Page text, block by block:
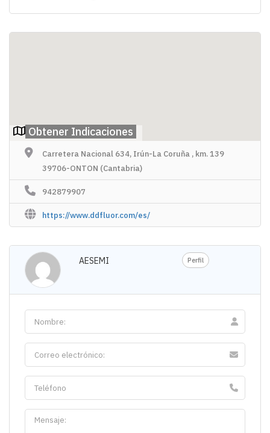
Obtener Indicaciones
Carretera Nacional 634, Irún-La Coruña , km. 139
39706-ONTON (Cantabria)
942879907
https://www.ddfluor.com/es/
AESEMI Perfil